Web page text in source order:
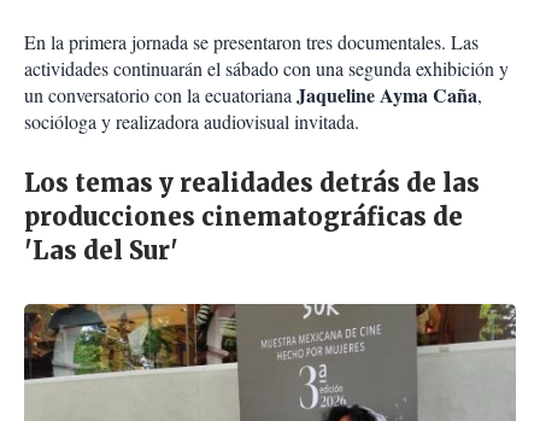
En la primera jornada se presentaron tres documentales. Las
actividades continuarán el sábado con una segunda exhibición y
un conversatorio con la ecuatorianaJaqueline Ayma Caña,
socióloga y realizadora audiovisual invitada.
Los temas y realidades detrás de las
producciones cinematográficas de
'Las del Sur'